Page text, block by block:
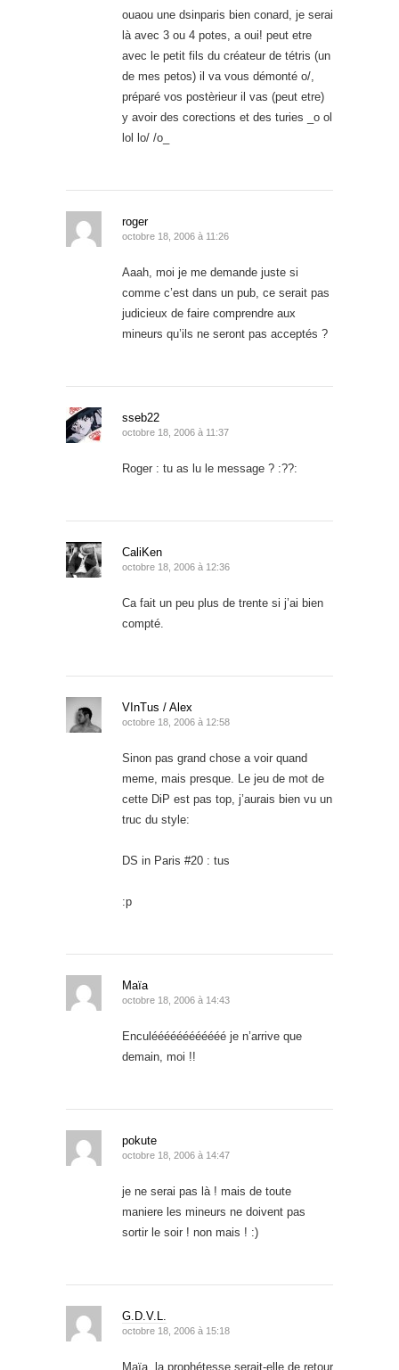
ouaou une dsinparis bien conard, je serai
là avec 3 ou 4 potes, a oui! peut etre
avec le petit fils du créateur de tétris (un
de mes petos) il va vous démonté o/,
préparé vos postèrieur il vas (peut etre)
y avoir des corections et des turies _o ol
lol lo/ /o_
roger
octobre 18, 2006 à 11:26
Aaah, moi je me demande juste si
comme c’est dans un pub, ce serait pas
judicieux de faire comprendre aux
mineurs qu’ils ne seront pas acceptés ?
sseb22
octobre 18, 2006 à 11:37
Roger : tu as lu le message ? :??:
CaliKen
octobre 18, 2006 à 12:36
Ca fait un peu plus de trente si j’ai bien
compté.
VInTus / Alex
octobre 18, 2006 à 12:58
Sinon pas grand chose a voir quand
meme, mais presque. Le jeu de mot de
cette DiP est pas top, j’aurais bien vu un
truc du style:
DS in Paris #20 : tus
:p
Maïa
octobre 18, 2006 à 14:43
Enculéééééééééééé je n’arrive que
demain, moi !!
pokute
octobre 18, 2006 à 14:47
je ne serai pas là ! mais de toute
maniere les mineurs ne doivent pas
sortir le soir ! non mais ! :)
G.D.V.L.
octobre 18, 2006 à 15:18
Maïa, la prophétesse serait-elle de retour